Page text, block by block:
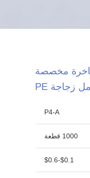
مخصصة
P4-A
1000 قطعة
$0.1-$0.6